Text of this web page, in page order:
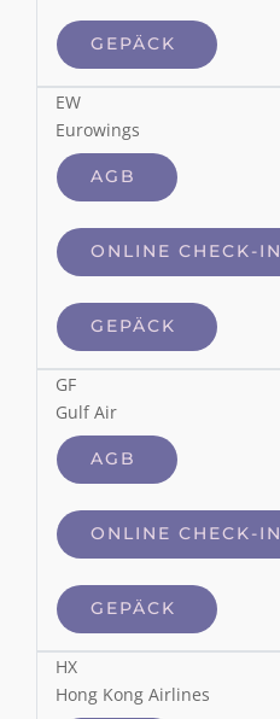
GEPÄCK
EW
Eurowings
AGB
ONLINE CHECK-IN
GEPÄCK
GF
Gulf Air
AGB
ONLINE CHECK-IN
GEPÄCK
HX
Hong Kong Airlines